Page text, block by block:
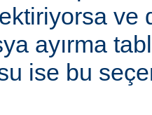
ve
ayırma
ise bu